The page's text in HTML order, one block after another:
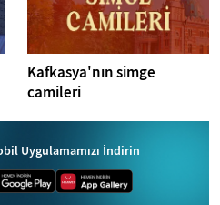
Kafkasya'nın simge
camileri
Uygulamamızı İndirin